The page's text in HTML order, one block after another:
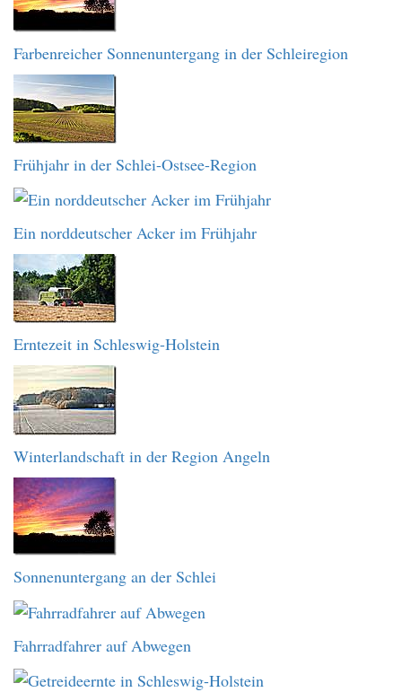
Farbenreicher Sonnenuntergang in der Schleiregion
Frühjahr in der Schlei-Ostsee-Region
Ein norddeutscher Acker im Frühjahr
Erntezeit in Schleswig-Holstein
Winterlandschaft in der Region Angeln
Sonnenuntergang an der Schlei
Fahrradfahrer auf Abwegen